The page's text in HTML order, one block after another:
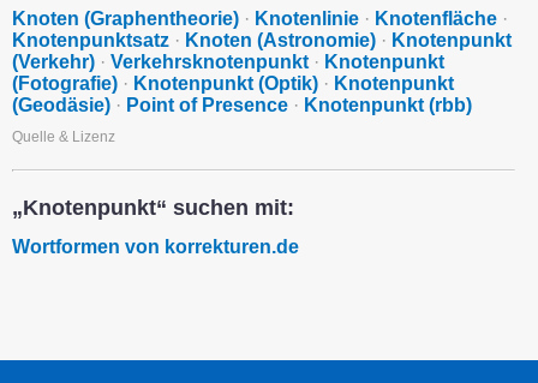
Knoten (Graphentheorie) · Knotenlinie · Knotenfläche ·
Knotenpunktsatz · Knoten (Astronomie) · Knotenpunkt
(Verkehr) · Verkehrsknotenpunkt · Knotenpunkt
(Fotografie) · Knotenpunkt (Optik) · Knotenpunkt
(Geodäsie) · Point of Presence · Knotenpunkt (rbb)
Quelle & Lizenz
„Knotenpunkt“ suchen mit:
Wortformen von korrekturen.de